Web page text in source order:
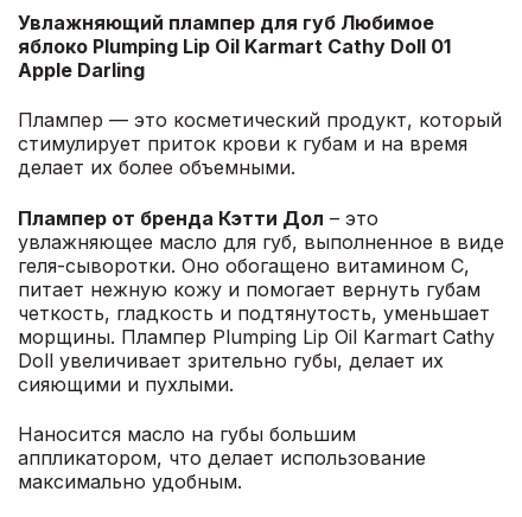
Увлажняющий плампер для губ Любимое
яблоко Plumping Lip Oil Karmart Cathy Doll 01
Apple Darling
Плампер — это косметический продукт, который
стимулирует приток крови к губам и на время
делает их более объемными.
Плампер от бренда Кэтти Дол – это
увлажняющее масло для губ, выполненное в виде
геля-сыворотки. Оно обогащено витамином С,
питает нежную кожу и помогает вернуть губам
четкость, гладкость и подтянутость, уменьшает
морщины. Плампер Plumping Lip Oil Karmart Cathy
Doll увеличивает зрительно губы, делает их
сияющими и пухлыми.
Наносится масло на губы большим
аппликатором, что делает использование
максимально удобным.